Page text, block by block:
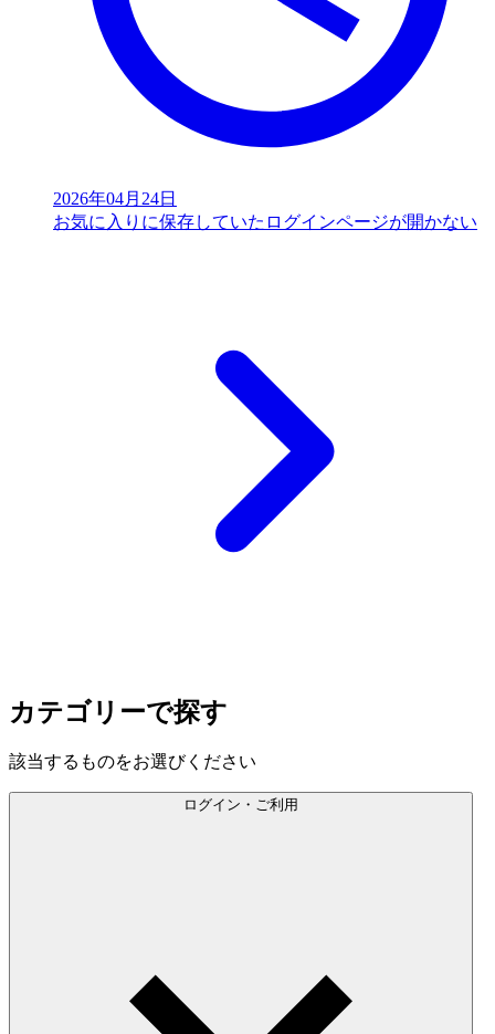
2026年04月24日
お気に入りに保存していたログインページが開かない
カテゴリーで探す
該当するものをお選びください
ログイン・ご利用